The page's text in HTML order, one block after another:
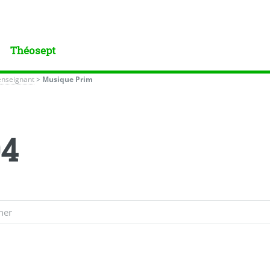
Théosept
> Musique Prim